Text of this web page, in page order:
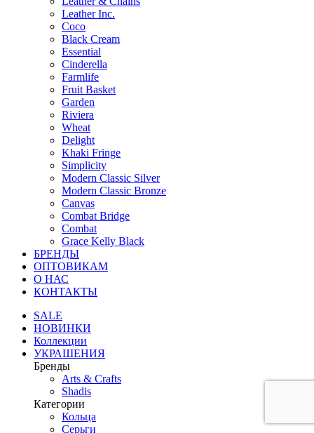
Leather Inc.
Coco
Black Cream
Essential
Cinderella
Farmlife
Fruit Basket
Garden
Riviera
Wheat
Delight
Khaki Fringe
Simplicity
Modern Classic Silver
Modern Classic Bronze
Canvas
Combat Bridge
Combat
Grace Kelly Black
БРЕНДЫ
ОПТОВИКАМ
О НАС
КОНТАКТЫ
SALE
НОВИНКИ
Коллекции
УКРАШЕНИЯ
Бренды
Аrts & Сrafts
Shadis
Категории
Кольца
Серьги